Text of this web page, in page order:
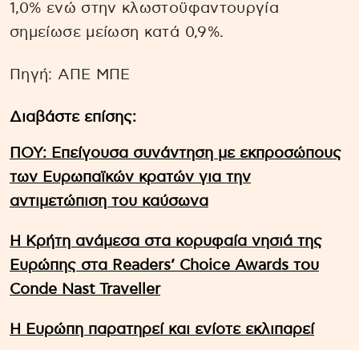
1,0% ενώ στην κλωστοϋφαντουργία
σημείωσε μείωση κατά 0,9%.
Πηγή: ΑΠΕ ΜΠΕ
Διαβάστε επίσης:
ΠΟΥ: Επείγουσα συνάντηση με εκπροσώπους
των Ευρωπαϊκών κρατών για την
αντιμετώπιση του καύσωνα
Η Κρήτη ανάμεσα στα κορυφαία νησιά της
Ευρώπης στα Readers’ Choice Awards του
Conde Nast Traveller
Η Ευρώπη παρατηρεί και ενίοτε εκλιπαρεί